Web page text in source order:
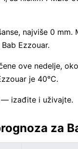
najviše 0
Ezzouar.
ove nedelje,
je 40°C.
— izađite i uživajte.
za